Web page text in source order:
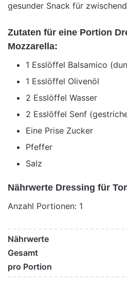
gesunder Snack für
Zutaten für eine Portion
Mozzarella:
1 Esslöffel Balsamico
1 Esslöffel Olivenöl
2 Esslöffel Wasser
2 Esslöffel Senf
Eine Prise Zucker
Pfeffer
Salz
Nährwerte Dressing für
Anzahl Portionen: 1
Nährwerte
Gesamt
pro Portion